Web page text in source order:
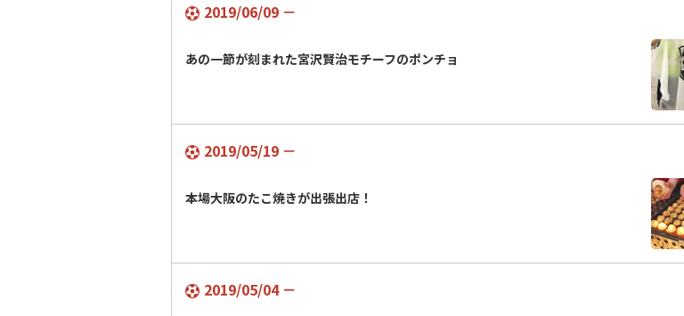
2019/06/09 －
あの一節が刻まれた宮沢賢治モチーフのポンチョ
2019/05/19 －
本場大阪のたこ焼きが出張出店！
2019/05/04 －